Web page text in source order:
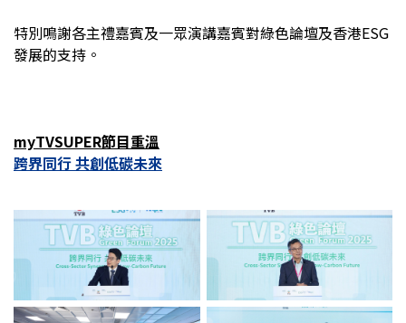
特別鳴謝各主禮嘉賓及一眾演講嘉賓對綠色論壇及香港ESG
發展的支持。
myTVSUPER節目重溫
跨界同行 共創低碳未來